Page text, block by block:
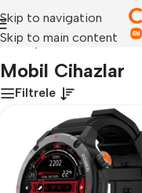
Skip to navigation
Skip to main content
Anasayfa»Mobil Cihazlar
Mobil Cihazlar
Filtrele